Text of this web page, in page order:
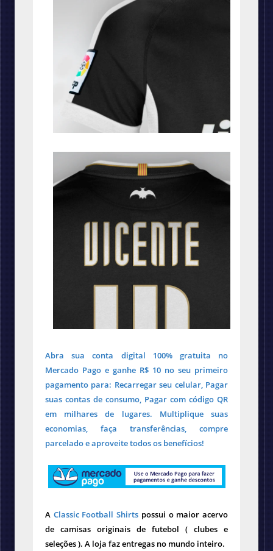
Abra sua conta digital 100% gratuita no
Mercado Pago e ganhe R$ 10 no seu primeiro
pagamento para: Recarregar seu celular, Pagar
suas contas de consumo, Pagar com código QR
em milhares de lugares. Multiplique suas
economias, faça transferências, compre
parcelado e aproveite todos os benefícios!
A Classic Football Shirts possui o maior acervo
de camisas originais de futebol ( clubes e
seleções ). A loja faz entregas no mundo inteiro.